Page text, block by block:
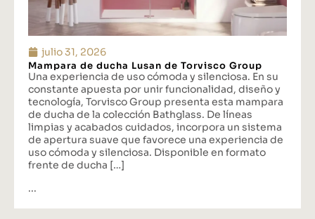
julio 31, 2026
Mampara de ducha Lusan de Torvisco Group
Una experiencia de uso cómoda y silenciosa. En su
constante apuesta por unir funcionalidad, diseño y
tecnología, Torvisco Group presenta esta mampara
de ducha de la colección Bathglass. De líneas
limpias y acabados cuidados, incorpora un sistema
de apertura suave que favorece una experiencia de
uso cómoda y silenciosa. Disponible en formato
frente de ducha […]
...